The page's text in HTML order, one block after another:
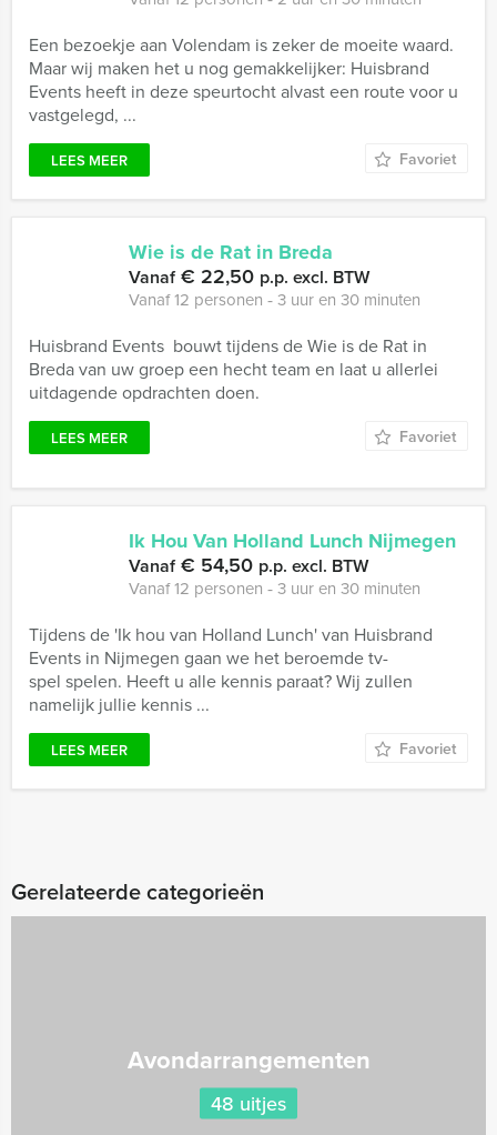
Een bezoekje aan Volendam is zeker de moeite waard.
Maar wij maken het u nog gemakkelijker: Huisbrand
Events heeft in deze speurtocht alvast een route voor u
vastgelegd, ...
LEES MEER Favoriet
Wie is de Rat in Breda
Vanaf€ 22,50 p.p. excl. BTW
Vanaf 12 personen ‐ 3 uur en 30 minuten
Huisbrand Events bouwt tijdens de Wie is de Rat in
Breda van uw groep een hecht team en laat u allerlei
uitdagende opdrachten doen.
LEES MEER Favoriet
Ik Hou Van Holland Lunch Nijmegen
Vanaf€ 54,50 p.p. excl. BTW
Vanaf 12 personen ‐ 3 uur en 30 minuten
Tijdens de 'Ik hou van Holland Lunch' van Huisbrand
Events in Nijmegen gaan we het beroemde tv-
spel spelen. Heeft u alle kennis paraat? Wij zullen
namelijk jullie kennis ...
LEES MEER Favoriet
Gerelateerde categorieën
Avondarrangementen
48 uitjes